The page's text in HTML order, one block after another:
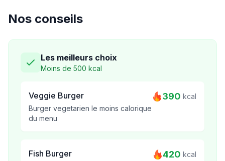
Nos conseils
Les meilleurs choix
Moins de 500 kcal
Veggie Burger
Burger vegetarien le moins calorique
du menu
390 kcal
Fish Burger 420 kcal